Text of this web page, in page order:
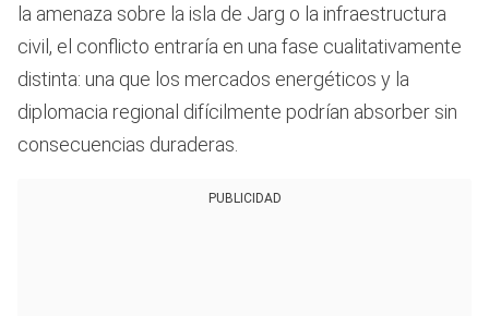
la amenaza sobre la isla de Jarg o la infraestructura
civil, el conflicto entraría en una fase cualitativamente
distinta: una que los mercados energéticos y la
diplomacia regional difícilmente podrían absorber sin
consecuencias duraderas.
PUBLICIDAD